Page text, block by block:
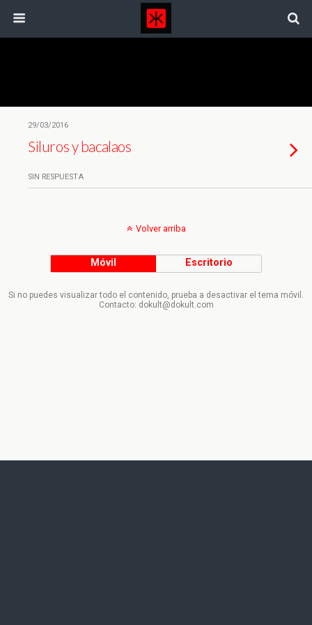
29/03/2016
Siluros y bacalaos
SIN RESPUESTA
Volver arriba
Móvil Escritorio
Si no puedes visualizar todo el contenido, prueba a desactivar el tema móvil.
Contacto: dokult@dokult.com